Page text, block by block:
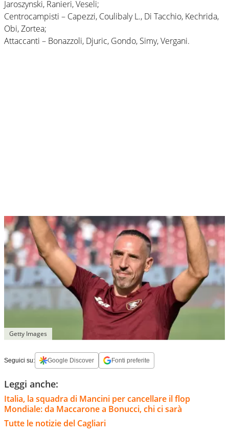
Jaroszynski, Ranieri, Veseli;
Centrocampisti – Capezzi, Coulibaly L., Di Tacchio, Kechrida,
Obi, Zortea;
Attaccanti – Bonazzoli, Djuric, Gondo, Simy, Vergani.
Getty Images
Seguici su: Google Discover Fonti preferite
Leggi anche:
Italia, la squadra di Mancini per cancellare il flop
Mondiale: da Maccarone a Bonucci, chi ci sarà
Tutte le notizie del Cagliari